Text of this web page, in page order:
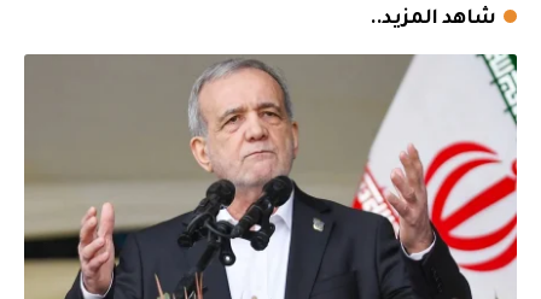
شاهد المزيد..